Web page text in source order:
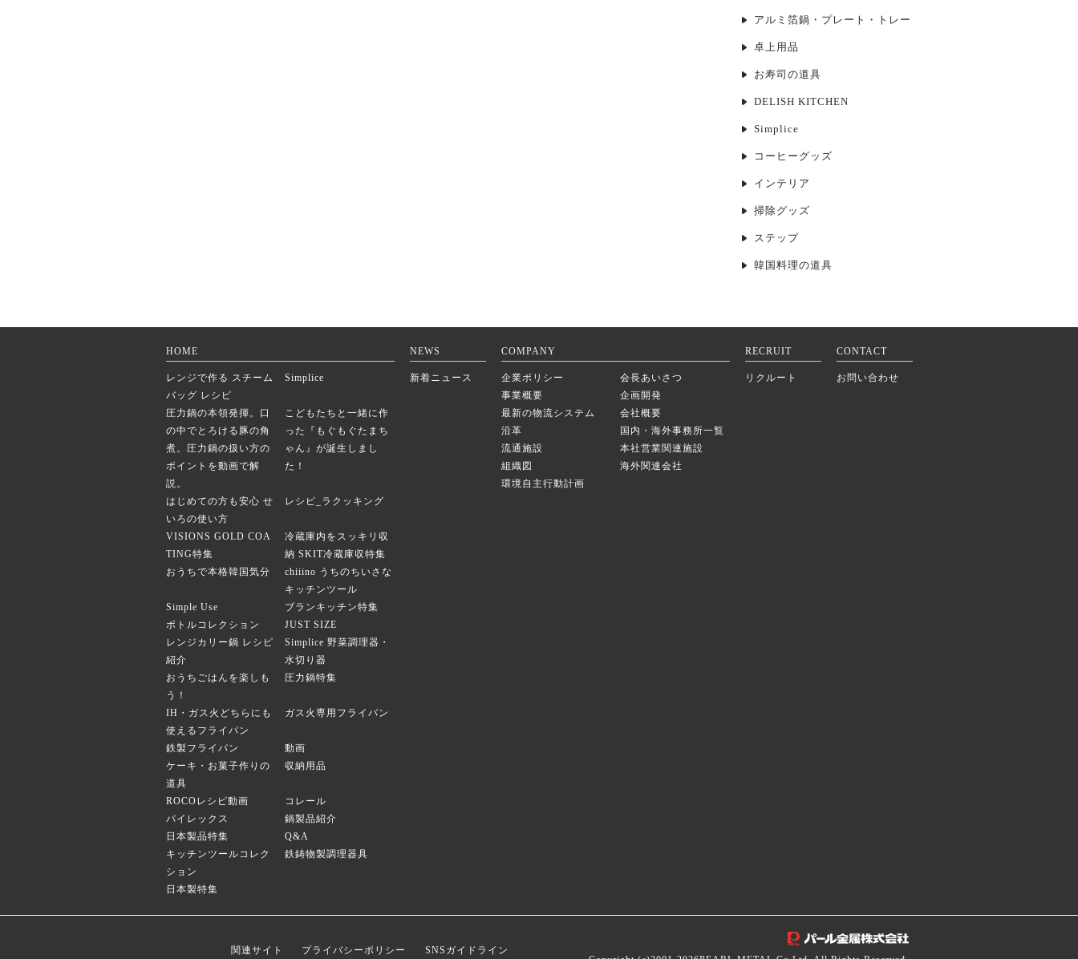
アルミ箔鍋・プレート・トレー
卓上用品
お寿司の道具
DELISH KITCHEN
Simplice
コーヒーグッズ
インテリア
掃除グッズ
ステップ
韓国料理の道具
HOME
レンジで作る スチーム
バッグ レシピ
Simplice
圧力鍋の本領発揮。口
の中でとろける豚の角
煮。圧力鍋の扱い方の
ポイントを動画で解
説。
こどもたちと一緒に作
った『もぐもぐたまち
ゃん』が誕生しまし
た！
はじめての方も安心 せ
いろの使い方
レシピ_ラクッキング
VISIONS GOLD COA
TING特集
冷蔵庫内をスッキリ収
納 SKIT冷蔵庫収特集
おうちで本格韓国気分
chiiino うちのちいさな
キッチンツール
Simple Use
ブランキッチン特集
ボトルコレクション
JUST SIZE
レンジカリー鍋 レシピ
紹介
Simplice 野菜調理器・
水切り器
おうちごはんを楽しも
う！
圧力鍋特集
IH・ガス火どちらにも
使えるフライパン
ガス火専用フライパン
鉄製フライパン
動画
ケーキ・お菓子作りの
道具
収納用品
ROCOレシピ動画
コレール
パイレックス
鍋製品紹介
日本製品特集
Q&A
キッチンツールコレク
ション
鉄鋳物製調理器具
日本製特集
NEWS
新着ニュース
COMPANY
企業ポリシー
会長あいさつ
事業概要
企画開発
最新の物流システム
会社概要
沿革
国内・海外事務所一覧
流通施設
本社営業関連施設
組織図
海外関連会社
環境自主行動計画
RECRUIT
リクルート
CONTACT
お問い合わせ
関連サイト プライバシーポリシー
SNSガイドライン